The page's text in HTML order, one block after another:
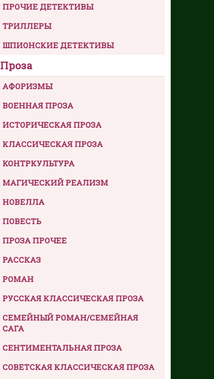
ПРОЧИЕ ДЕТЕКТИВЫ
ТРИЛЛЕРЫ
ШПИОНСКИЕ ДЕТЕКТИВЫ
Проза
АФОРИЗМЫ
ВОЕННАЯ ПРОЗА
ИСТОРИЧЕСКАЯ ПРОЗА
КЛАССИЧЕСКАЯ ПРОЗА
КОНТРКУЛЬТУРА
МАГИЧЕСКИЙ РЕАЛИЗМ
НОВЕЛЛА
ПОВЕСТЬ
ПРОЗА ПРОЧЕЕ
РАССКАЗ
РОМАН
РУССКАЯ КЛАССИЧЕСКАЯ ПРОЗА
СЕМЕЙНЫЙ РОМАН/СЕМЕЙНАЯ
САГА
СЕНТИМЕНТАЛЬНАЯ ПРОЗА
СОВЕТСКАЯ КЛАССИЧЕСКАЯ ПРОЗА